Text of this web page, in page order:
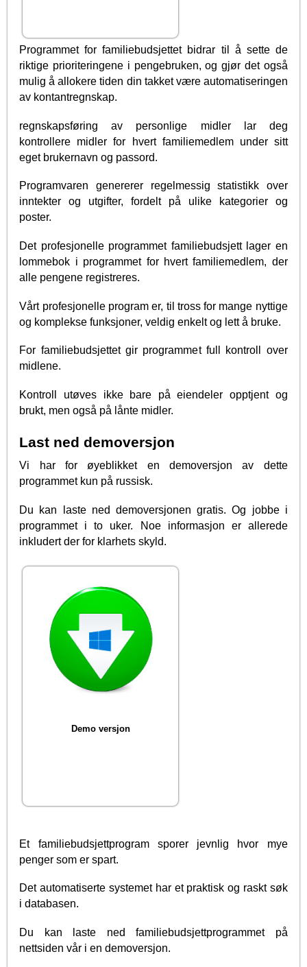
Programmet for familiebudsjettet bidrar til å sette de
riktige prioriteringene i pengebruken, og gjør det også
mulig å allokere tiden din takket være automatiseringen
av kontantregnskap.
regnskapsføring av personlige midler lar deg
kontrollere midler for hvert familiemedlem under sitt
eget brukernavn og passord.
Programvaren genererer regelmessig statistikk over
inntekter og utgifter, fordelt på ulike kategorier og
poster.
Det profesjonelle programmet familiebudsjett lager en
lommebok i programmet for hvert familiemedlem, der
alle pengene registreres.
Vårt profesjonelle program er, til tross for mange nyttige
og komplekse funksjoner, veldig enkelt og lett å bruke.
For familiebudsjettet gir programmet full kontroll over
midlene.
Kontroll utøves ikke bare på eiendeler opptjent og
brukt, men også på lånte midler.
Last ned demoversjon
Vi har for øyeblikket en demoversjon av dette
programmet kun på russisk.
Du kan laste ned demoversjonen gratis. Og jobbe i
programmet i to uker. Noe informasjon er allerede
inkludert der for klarhets skyld.
Demo versjon
Et familiebudsjettprogram sporer jevnlig hvor mye
penger som er spart.
Det automatiserte systemet har et praktisk og raskt søk
i databasen.
Du kan laste ned familiebudsjettprogrammet på
nettsiden vår i en demoversjon.